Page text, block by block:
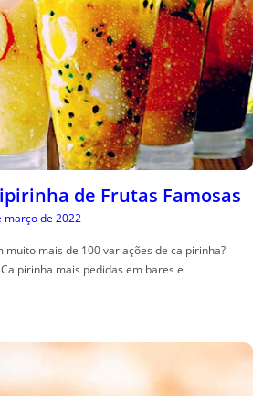
de Frutas Famosas
março de 2022
muito mais de 100 variações de caipirinha?
mais pedidas em bares e